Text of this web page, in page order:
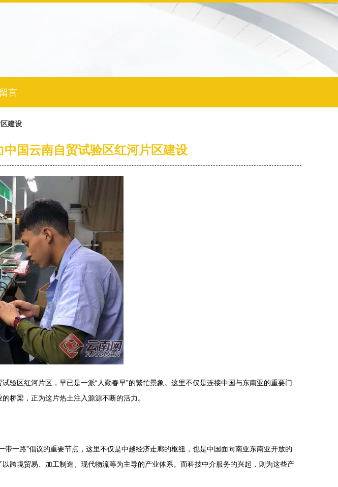
言
建设
国云南自贸试验区红河片区建设
区红河片区，早已是一派“人勤春早”的繁忙景象。这里不仅是连接中国与东南亚的重要门
桥梁，正为这片热土注入源源不断的活力。
一路”倡议的重要节点，这里不仅是中越经济走廊的枢纽，也是中国面向南亚东南亚开放的
跨境贸易、加工制造、现代物流等为主导的产业体系。而科技中介服务的兴起，则为这些产